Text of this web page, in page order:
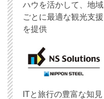
ハウを活かして、地域
ごとに最適な観光支援
を提供
ITと旅行の豊富な知見